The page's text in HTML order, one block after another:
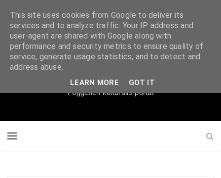
Súgópéldány
Független kulturális portál
This site uses cookies from Google to deliver its
services and to analyze traffic. Your IP address and
user-agent are shared with Google along with
performance and security metrics to ensure quality of
service, generate usage statistics, and to detect and
address abuse.
LEARN MORE GOT IT